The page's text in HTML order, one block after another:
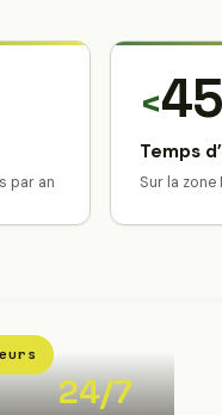
par an
<45
Temps
Sur la
24/7